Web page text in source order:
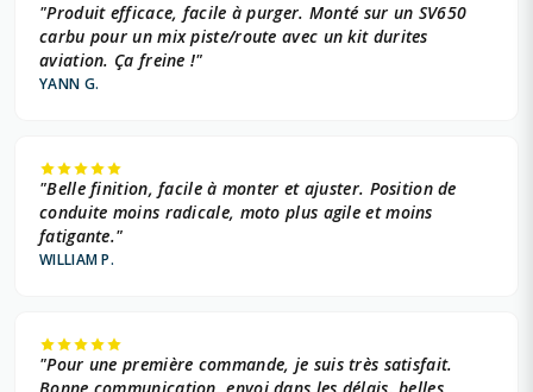
"Produit efficace, facile à purger. Monté sur un SV650
carbu pour un mix piste/route avec un kit durites
aviation. Ça freine !"
YANN G.
"Belle finition, facile à monter et ajuster. Position de
conduite moins radicale, moto plus agile et moins
fatigante."
WILLIAM P.
"Pour une première commande, je suis très satisfait.